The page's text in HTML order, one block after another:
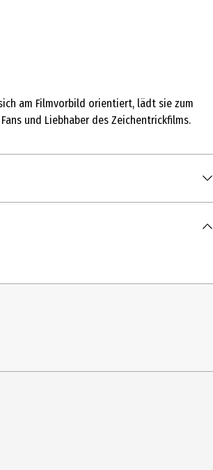
am Filmvorbild orientiert, lädt sie zum
und Liebhaber des Zeichentrickfilms.